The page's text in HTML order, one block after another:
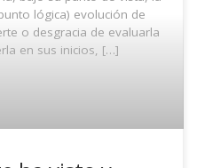
lógica) evolución de
o desgracia de evaluarla
en sus inicios, […]